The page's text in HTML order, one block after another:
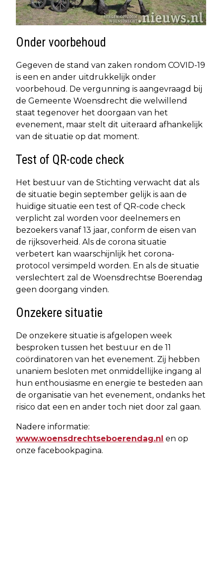
Onder voorbehoud
Gegeven de stand van zaken rondom COVID-19
is een en ander uitdrukkelijk onder
voorbehoud. De vergunning is aangevraagd bij
de Gemeente Woensdrecht die welwillend
staat tegenover het doorgaan van het
evenement, maar stelt dit uiteraard afhankelijk
van de situatie op dat moment.
Test of QR-code check
Het bestuur van de Stichting verwacht dat als
de situatie begin september gelijk is aan de
huidige situatie een test of QR-code check
verplicht zal worden voor deelnemers en
bezoekers vanaf 13 jaar, conform de eisen van
de rijksoverheid. Als de corona situatie
verbetert kan waarschijnlijk het corona-
protocol versimpeld worden. En als de situatie
verslechtert zal de Woensdrechtse Boerendag
geen doorgang vinden.
Onzekere situatie
De onzekere situatie is afgelopen week
besproken tussen het bestuur en de 11
coördinatoren van het evenement. Zij hebben
unaniem besloten met onmiddellijke ingang al
hun enthousiasme en energie te besteden aan
de organisatie van het evenement, ondanks het
risico dat een en ander toch niet door zal gaan.
Nadere informatie:
www.woensdrechtseboerendag.nl en op
onze facebookpagina.